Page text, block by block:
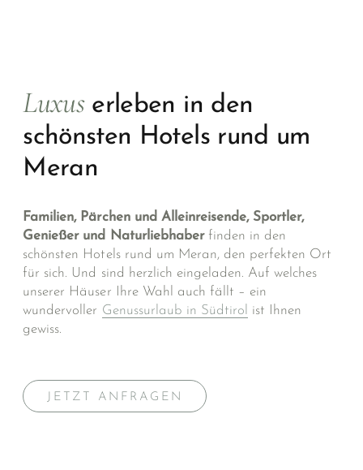
Luxuserleben in den
schönsten Hotels rund um
Meran
Familien, Pärchen und Alleinreisende, Sportler,
Genießer und Naturliebhaberfinden in den
schönsten Hotels rund um Meran, den perfekten Ort
für sich. Und sind herzlich eingeladen. Auf welches
unserer Häuser Ihre Wahl auch fällt – ein
wundervoller Genussurlaub in Südtirol
ist Ihnen
gewiss.
JETZT ANFRAGEN